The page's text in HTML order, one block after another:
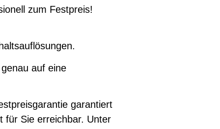
zum Festpreis!
auf eine
garantiert
für Sie erreichbar. Unter